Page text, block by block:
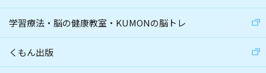
学習療法・脳の健康教室・KUMONの脳トレ
くもん出版